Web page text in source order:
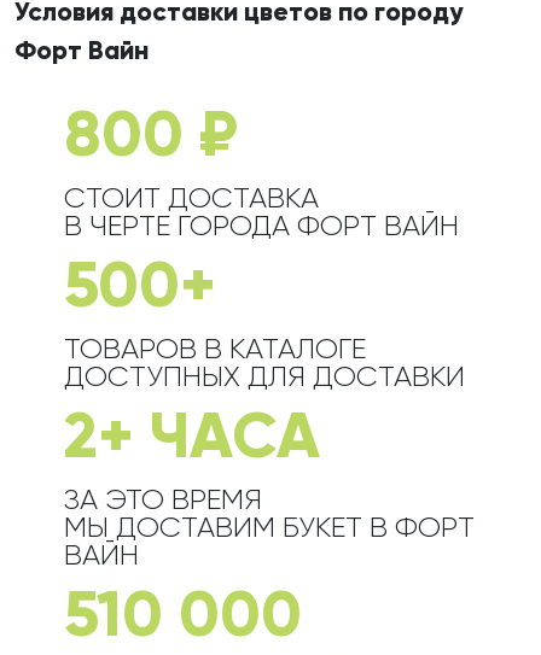
Условия доставки цветов по городу
Форт Вайн
800 ₽
СТОИТ ДОСТАВКА
В ЧЕРТЕ ГОРОДА ФОРТ ВАЙН
500+
ТОВАРОВ В КАТАЛОГЕ
ДОСТУПНЫХ ДЛЯ ДОСТАВКИ
2+ ЧАСА
ЗА ЭТО ВРЕМЯ
МЫ ДОСТАВИМ БУКЕТ В ФОРТ
ВАЙН
510 000